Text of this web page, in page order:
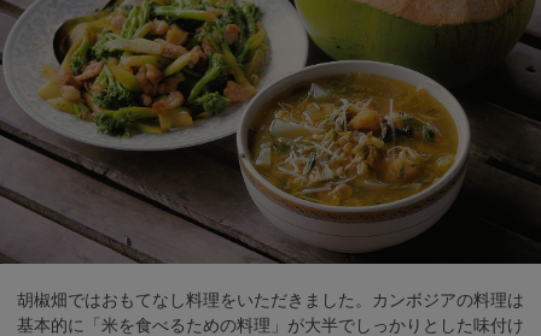
胡椒畑ではおもてなし料理をいただきました。カンボジアの料理は
基本的に「米を食べるための料理」が大半でしっかりとした味付け